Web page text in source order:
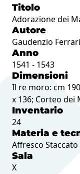
Titolo
Adorazione dei
Autore
Gaudenzio Ferrari
Anno
1541 - 1543
Dimensioni
Il re moro: cm
x 136; Corteo dei
Inventario
24
Materia e
Affresco
Sala
X